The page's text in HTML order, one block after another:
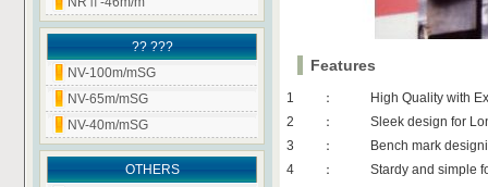
Features
1 ：
High Quality with
2
：
Sleek design for
3
：
Bench mark
4
： Stardy and simple
?? ???
NV-100m/mSG
NV-65m/mSG
NV-40m/mSG
OTHERS